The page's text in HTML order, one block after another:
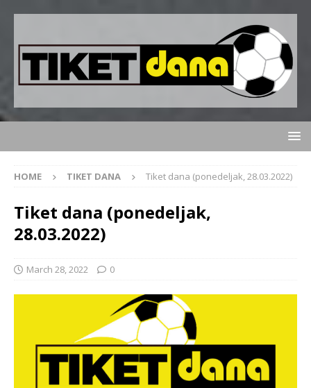
HOME TIKET DANA Tiket dana (ponedeljak, 28.03.2022)
Tiket dana (ponedeljak,
28.03.2022)
March 28, 2022 0